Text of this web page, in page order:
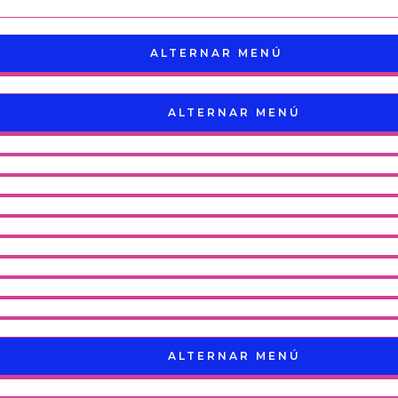
ALTERNAR MENÚ
ALTERNAR MENÚ
ALTERNAR MENÚ